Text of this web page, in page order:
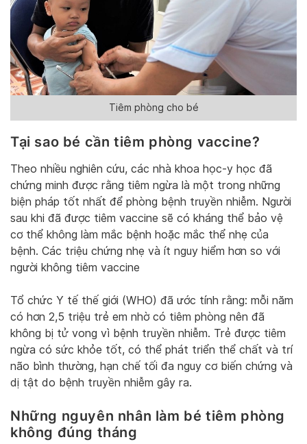
Tiêm phòng cho bé
Tại sao bé cần tiêm phòng vaccine?
Theo nhiều nghiên cứu, các nhà khoa học-y học đã
chứng minh được rằng tiêm ngừa là một trong những
biện pháp tốt nhất để phòng bệnh truyền nhiễm. Người
sau khi đã được tiêm vaccine sẽ có kháng thể bảo vệ
cơ thể không làm mắc bệnh hoặc mắc thể nhẹ của
bệnh. Các triệu chứng nhẹ và ít nguy hiểm hơn so với
người không tiêm vaccine
Tổ chức Y tế thế giới (WHO) đã ước tính rằng: mỗi năm
có hơn 2,5 triệu trẻ em nhờ có tiêm phòng nên đã
không bị tử vong vì bệnh truyền nhiễm. Trẻ được tiêm
ngừa có sức khỏe tốt, có thể phát triển thể chất và trí
não bình thường, hạn chế tối đa nguy cơ biến chứng và
dị tật do bệnh truyền nhiễm gây ra.
Những nguyên nhân làm bé tiêm phòng
không đúng tháng